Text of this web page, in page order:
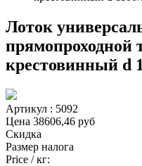
Лоток
прямопроходной
крестовинный d
Артикул : 5092
Цена 38606,46 руб
Скидка
Размер налога
Price / кг: